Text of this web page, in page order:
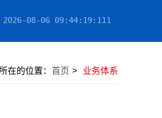
2026-08-06 09:44:19:713
在的位置：首页 > 业务体系